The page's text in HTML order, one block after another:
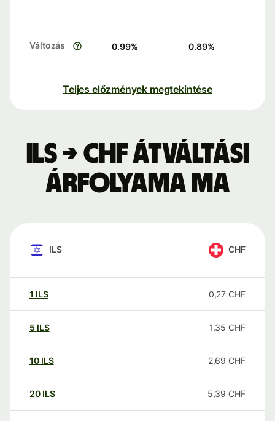
Változás 0.99% 0.89%
Teljes előzmények megtekintése
ILS → CHF átváltási
árfolyama ma
ILS CHF
1 ILS 0,27 CHF
5 ILS 1,35 CHF
10 ILS 2,69 CHF
20 ILS 5,39 CHF